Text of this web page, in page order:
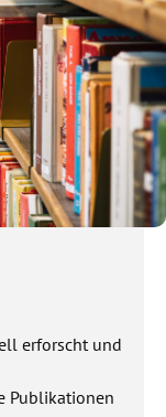
erforscht und
Publikationen